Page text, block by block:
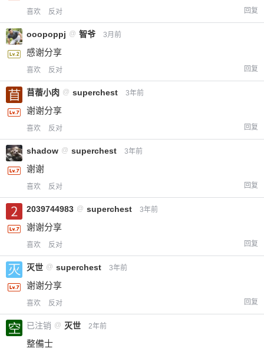
2 元 5 元
¥
喜欢 反对 回复
ooopoppj @ 智爷 3月前
感谢分享
喜欢 反对 回复
苜蓿小肉 @ superchest 3年前
谢谢分享
喜欢 反对 回复
shadow @ superchest 3年前
谢谢
喜欢 反对 回复
2039744983 @ superchest 3年前
谢谢分享
喜欢 反对 回复
灭世 @ superchest 3年前
谢谢分享
喜欢 反对 回复
已注销 @ 灭世 2年前
整備士
您没有权限发布内容，请购买会员或者提升权